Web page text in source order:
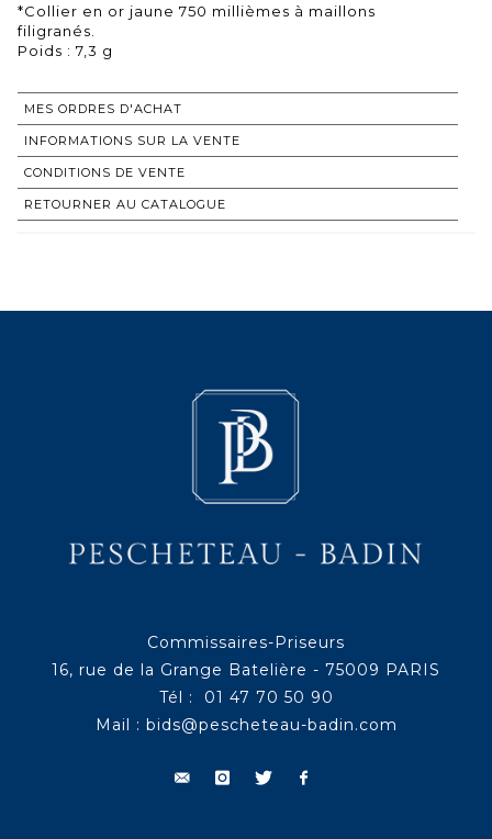
*Collier en or jaune 750 millièmes à maillons
filigranés.
Poids : 7,3 g
MES ORDRES D'ACHAT
INFORMATIONS SUR LA VENTE
CONDITIONS DE VENTE
RETOURNER AU CATALOGUE
Commissaires-Priseurs
16, rue de la Grange Batelière - 75009 PARIS
Tél : 01 47 70 50 90
Mail : bids@pescheteau-badin.com